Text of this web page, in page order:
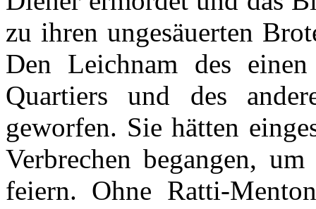
zu ihren ungesäuerten
Den Leichnam des
Quartiers und des
geworfen. Sie hätten
Verbrechen begangen,
feiern. Ohne Ratti-